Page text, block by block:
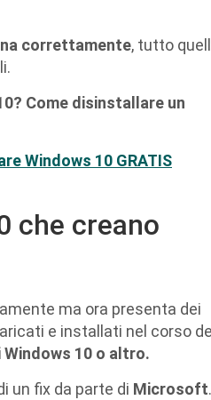
correttamente, tutto
Come disinstallare un
Windows 10 GRATIS
che creano
ma ora presenta dei
e installati nel corso
10 o altro.
un fix da parte di Microsoft.